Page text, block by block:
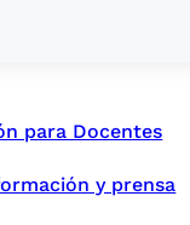
para Docentes
y prensa